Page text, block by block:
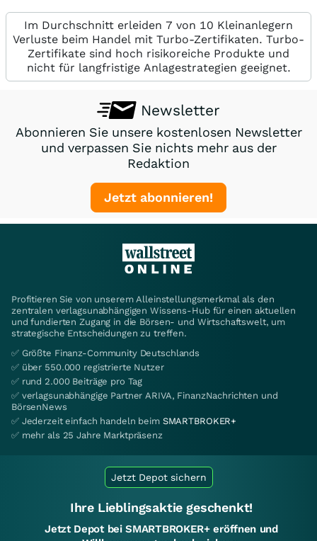
Im Durchschnitt erleiden 7 von 10 Kleinanlegern
Verluste beim Handel mit Turbo-Zertifikaten. Turbo-
Zertifikate sind hoch risikoreiche Produkte und
nicht für langfristige Anlagestrategien geeignet.
Newsletter
Abonnieren Sie unsere kostenlosen Newsletter
und verpassen Sie nichts mehr aus der
Redaktion
Jetzt abonnieren!
Profitieren Sie von unserem Alleinstellungsmerkmal als den
zentralen verlagsunabhängigen Wissens-Hub für einen aktuellen
und fundierten Zugang in die Börsen- und Wirtschaftswelt, um
strategische Entscheidungen zu treffen.
✅ Größte Finanz-Community Deutschlands
✅ über 550.000 registrierte Nutzer
✅ rund 2.000 Beiträge pro Tag
✅ verlagsunabhängige Partner ARIVA, FinanzNachrichten und
BörsenNews
✅ Jederzeit einfach handeln beim SMARTBROKER+
✅ mehr als 25 Jahre Marktpräsenz
Jetzt Depot sichern
Ihre Lieblingsaktie geschenkt!
Jetzt Depot bei SMARTBROKER+ eröffnen und